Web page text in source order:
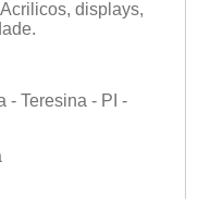
displays,
- Teresina - PI -